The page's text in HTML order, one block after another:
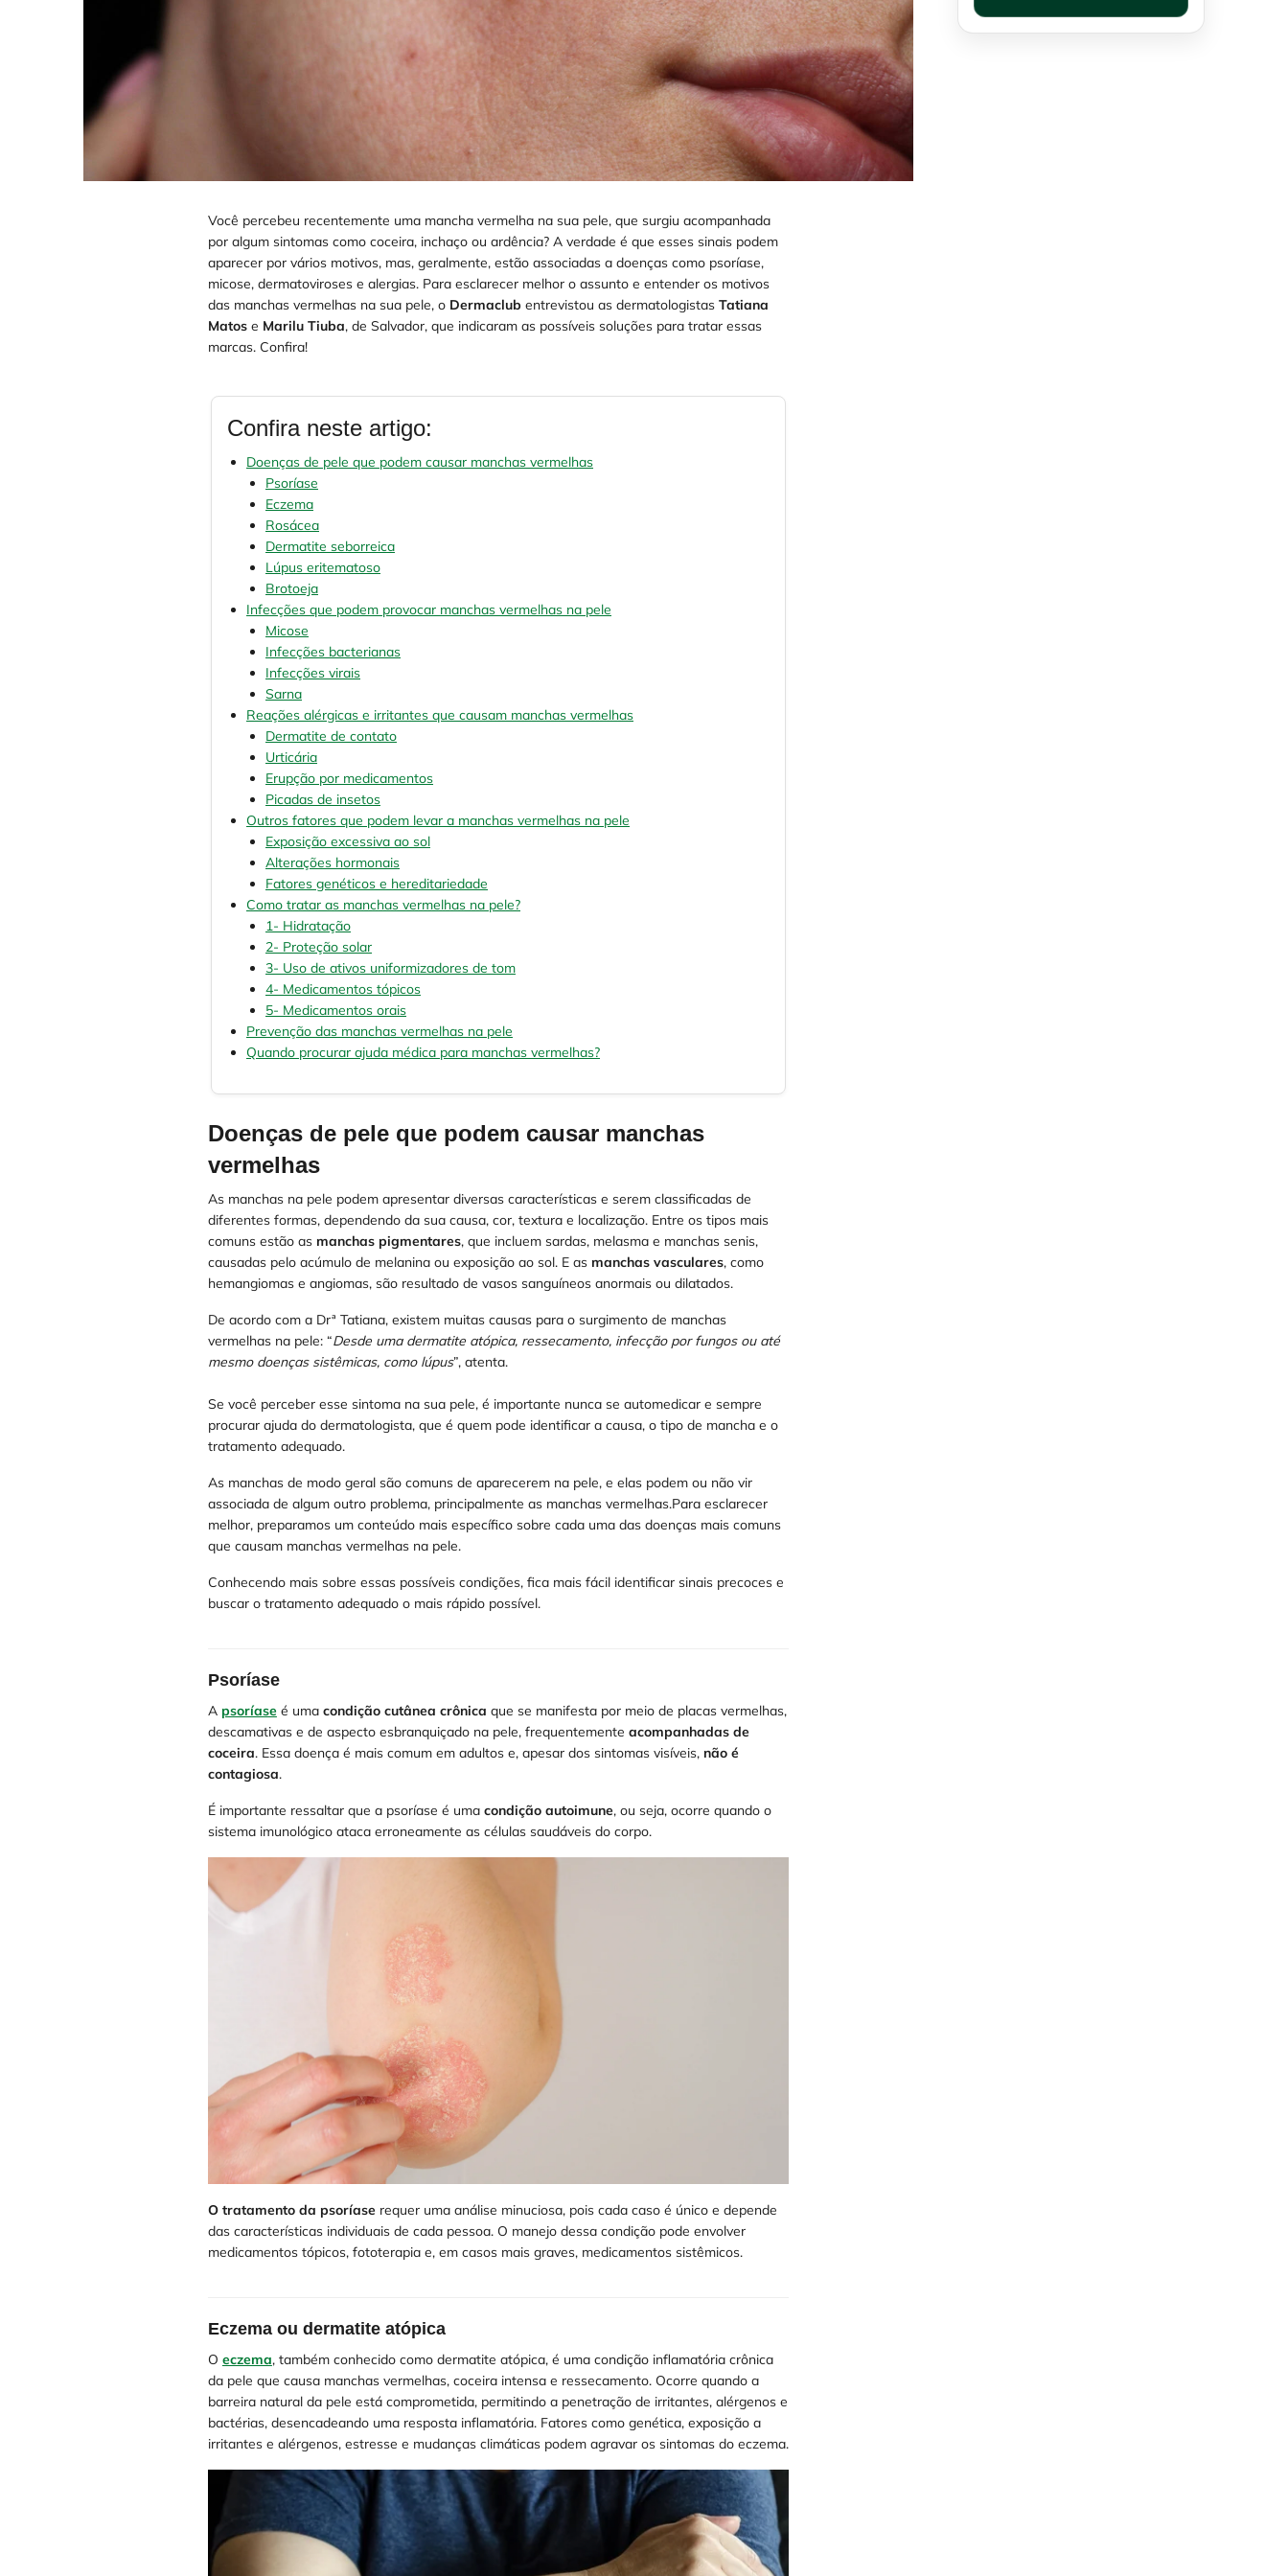
Você percebeu recentemente uma mancha vermelha na sua pele, que surgiu acompanhada
por algum sintomas como coceira, inchaço ou ardência? A verdade é que esses sinais podem
aparecer por vários motivos, mas, geralmente, estão associadas a doenças como psoríase,
micose, dermatoviroses e alergias. Para esclarecer melhor o assunto e entender os motivos
das manchas vermelhas na sua pele, o Dermaclub entrevistou as dermatologistasTatiana
Matose Marilu Tiuba, de Salvador, que indicaram as possíveis soluções para tratar essas
marcas. Confira!
Confira neste artigo:
Doenças de pele que podem causar manchas vermelhas
Psoríase
Eczema
Rosácea
Dermatite seborreica
Lúpus eritematoso
Brotoeja
Infecções que podem provocar manchas vermelhas na pele
Micose
Infecções bacterianas
Infecções virais
Sarna
Reações alérgicas e irritantes que causam manchas vermelhas
Dermatite de contato
Urticária
Erupção por medicamentos
Picadas de insetos
Outros fatores que podem levar a manchas vermelhas na pele
Exposição excessiva ao sol
Alterações hormonais
Fatores genéticos e hereditariedade
Como tratar as manchas vermelhas na pele?
1- Hidratação
2- Proteção solar
3- Uso de ativos uniformizadores de tom
4- Medicamentos tópicos
5- Medicamentos orais
Prevenção das manchas vermelhas na pele
Quando procurar ajuda médica para manchas vermelhas?
Doenças de pele que podem causar manchas
vermelhas
As manchas na pele podem apresentar diversas características e serem classificadas de
diferentes formas, dependendo da sua causa, cor, textura e localização. Entre os tipos mais
comuns estão as manchas pigmentares, que incluem sardas, melasma e manchas senis,
causadas pelo acúmulo de melanina ou exposição ao sol. E as manchas vasculares, como
hemangiomas e angiomas, são resultado de vasos sanguíneos anormais ou dilatados.
De acordo com a Drª Tatiana, existem muitas causas para o surgimento de manchas
vermelhas na pele: “Desde uma dermatite atópica, ressecamento, infecção por fungos ou até
mesmo doenças sistêmicas, como lúpus”, atenta.
Se você perceber esse sintoma na sua pele, é importante nunca se automedicar e sempre
procurar ajuda do dermatologista, que é quem pode identificar a causa, o tipo de mancha e o
tratamento adequado.
As manchas de modo geral são comuns de aparecerem na pele, e elas podem ou não vir
associada de algum outro problema, principalmente as manchas vermelhas.Para esclarecer
melhor, preparamos um conteúdo mais específico sobre cada uma das doenças mais comuns
que causam manchas vermelhas na pele.
Conhecendo mais sobre essas possíveis condições, fica mais fácil identificar sinais precoces e
buscar o tratamento adequado o mais rápido possível.
Psoríase
A psoríaseé uma condição cutânea crônica que se manifesta por meio de placas vermelhas,
descamativas e de aspecto esbranquiçado na pele, frequentemente acompanhadas de
coceira. Essa doença é mais comum em adultos e, apesar dos sintomas visíveis, não é
contagiosa.
É importante ressaltar que a psoríase é uma condição autoimune, ou seja, ocorre quando o
sistema imunológico ataca erroneamente as células saudáveis do corpo.
O tratamento da psoríase requer uma análise minuciosa, pois cada caso é único e depende
das características individuais de cada pessoa. O manejo dessa condição pode envolver
medicamentos tópicos, fototerapia e, em casos mais graves, medicamentos sistêmicos.
Eczema ou dermatite atópica
O eczema, também conhecido como dermatite atópica, é uma condição inflamatória crônica
da pele que causa manchas vermelhas, coceira intensa e ressecamento. Ocorre quando a
barreira natural da pele está comprometida, permitindo a penetração de irritantes, alérgenos e
bactérias, desencadeando uma resposta inflamatória. Fatores como genética, exposição a
irritantes e alérgenos, estresse e mudanças climáticas podem agravar os sintomas do eczema.